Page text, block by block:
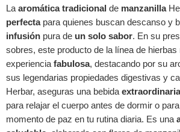
La aromática tradicional de manzanilla
perfectapara quienes buscan descanso y
infusión pura de un solo sabor. En su
sobres, este producto de la línea de
experiencia fabulosa, destacando por su
sus legendarias propiedades digestivas y
Herbar, aseguras una bebida extraordinaria
para relajar el cuerpo antes de dormir o
momento de paz en tu rutina diaria. Es una